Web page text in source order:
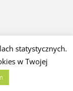
statystycznych.
w Twojej